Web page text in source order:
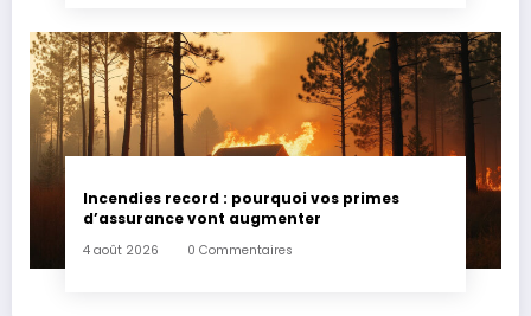
Incendies record : pourquoi vos primes
d’assurance vont augmenter
4 août 2026 0 Commentaires